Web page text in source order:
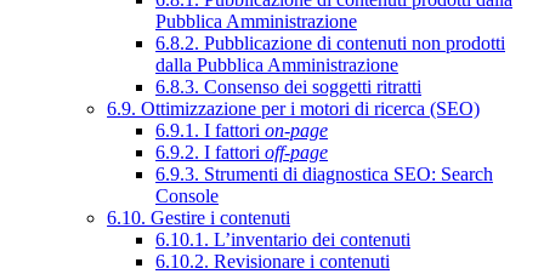
Pubblica Amministrazione
6.8.2. Pubblicazione di contenuti non prodotti
dalla Pubblica Amministrazione
6.8.3. Consenso dei soggetti ritratti
6.9. Ottimizzazione per i motori di ricerca (SEO)
6.9.1. I fattori on-page
6.9.2. I fattori off-page
6.9.3. Strumenti di diagnostica SEO: Search
Console
6.10. Gestire i contenuti
6.10.1. L’inventario dei contenuti
6.10.2. Revisionare i contenuti